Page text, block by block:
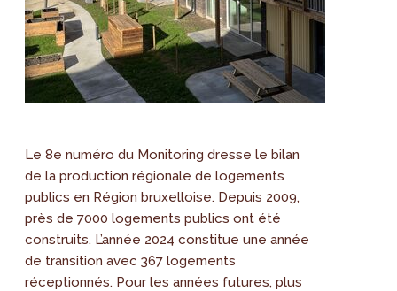
Le 8e numéro du Monitoring dresse le bilan
de la production régionale de logements
publics en Région bruxelloise. Depuis 2009,
près de 7000 logements publics ont été
construits. L’année 2024 constitue une année
de transition avec 367 logements
réceptionnés. Pour les années futures, plus